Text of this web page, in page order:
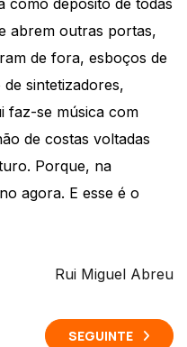
como depósito de todas
abrem outras portas,
de fora, esboços de
sintetizadores,
faz-se música com
de costas voltadas
Porque, na
agora. E esse é o
Rui Miguel Abreu
SEGUINTE